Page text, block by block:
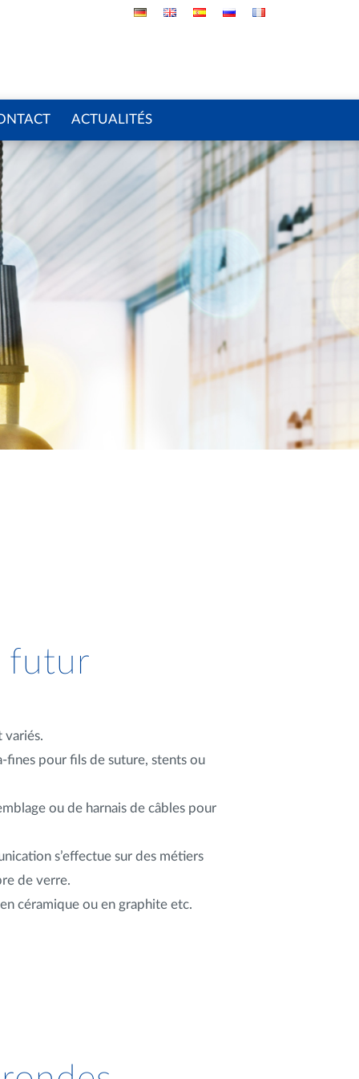
ACTUALITÉS
futur
variés.
fines pour fils de suture, stents ou
ou de harnais de câbles pour
s’effectue sur des métiers
de verre.
céramique ou en graphite etc.